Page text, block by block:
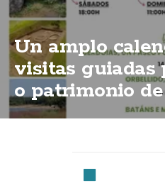
Un amplo
visitas guiadas
o patrimonio